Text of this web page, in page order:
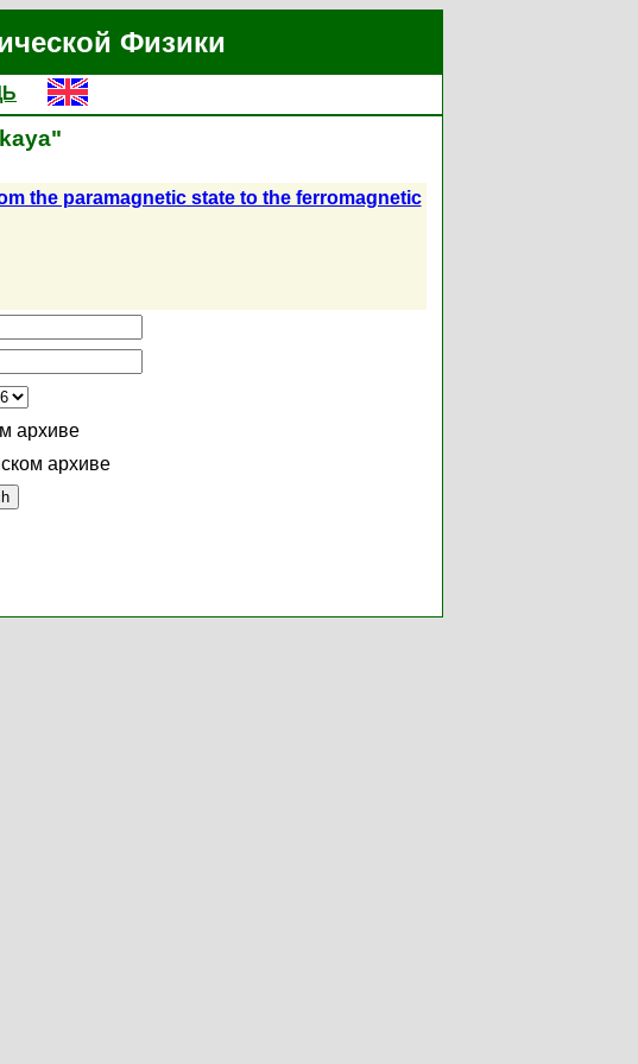
Физики
the paramagnetic state to the ferromagnetic
архиве
архиве